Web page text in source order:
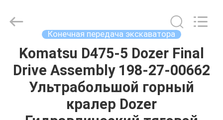
ГЛАВНАЯ
СТРАНИЦА
ПРОДУКЦИЯ
Reserved.
Конечная передача экскаватора
Komatsu D475-5 Dozer Final
Drive Assembly 198-27-00662
Ультрабольшой горный
кралер Dozer